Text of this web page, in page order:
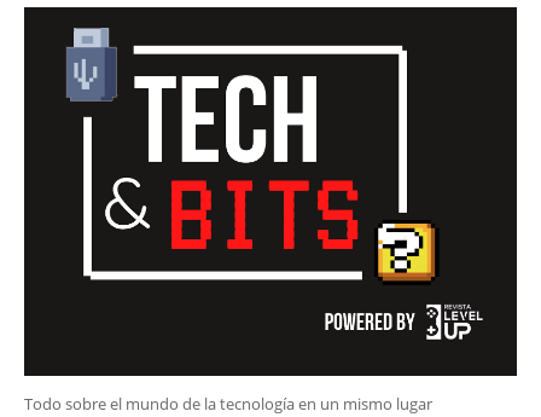
Todo sobre el mundo de la tecnología en un mismo lugar